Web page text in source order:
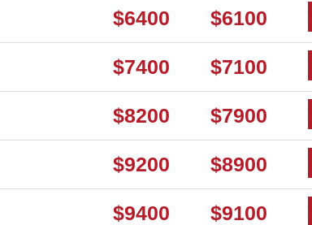
$6400 $6100
$7400 $7100
$8200 $7900
$9200 $8900
$9400 $9100